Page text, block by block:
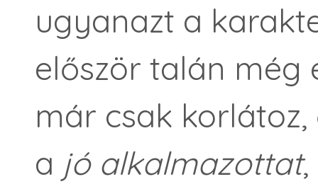
ugyanazt a
először talán még
már csak
a jó alkalmazottat